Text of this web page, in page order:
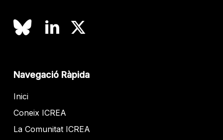
Navegació Ràpida
Inici
Coneix ICREA
La Comunitat ICREA